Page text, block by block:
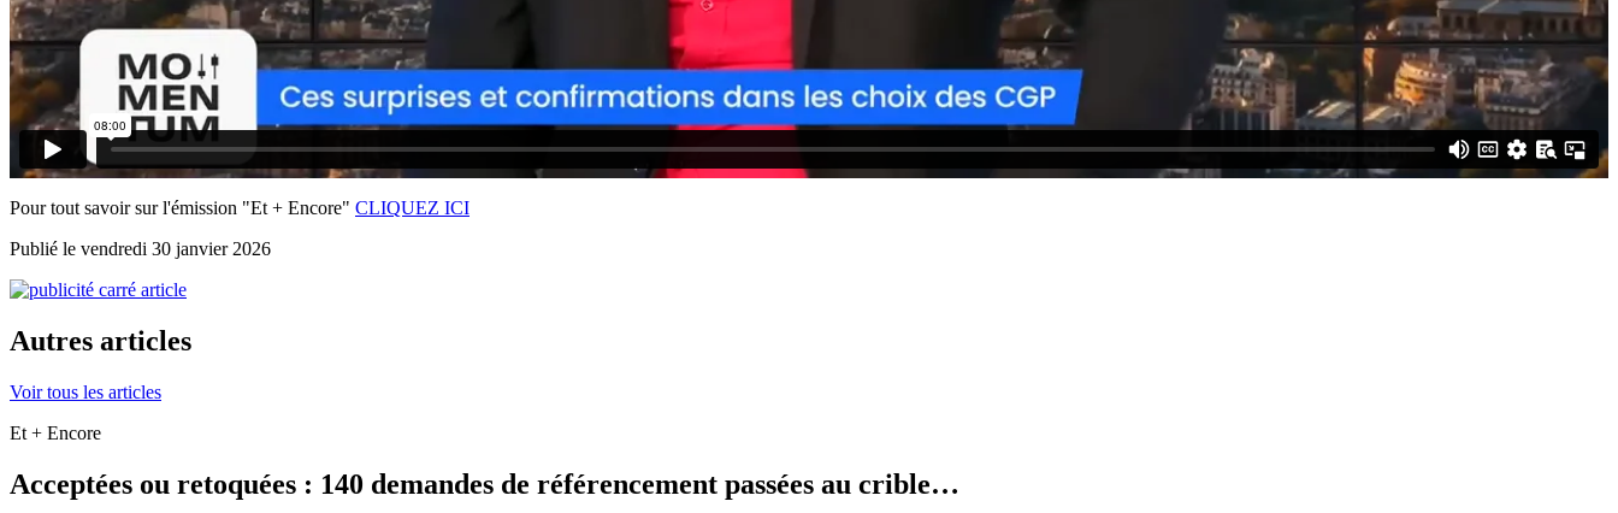
Pour tout savoir sur l'émission "Et + Encore" CLIQUEZ ICI
Publié le vendredi 30 janvier 2026
Autres articles
Voir tous les articles
Et + Encore
Acceptées ou retoquées : 140 demandes de référencement passées au crible…